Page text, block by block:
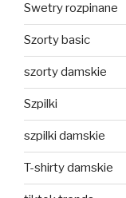
Swetry rozpinane
Szorty basic
szorty damskie
Szpilki
szpilki damskie
T-shirty damskie